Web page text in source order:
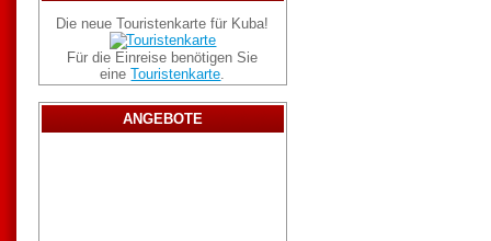
Die neue Touristenkarte für Kuba!
Für die Einreise benötigen Sie
eineTouristenkarte.
ANGEBOTE